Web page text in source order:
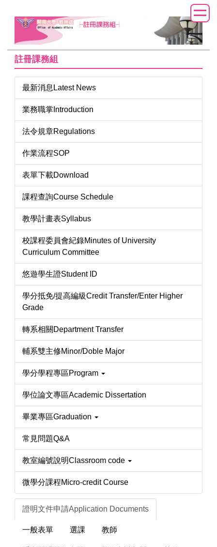
註冊課務組
最新消息Latest News
業務職掌Introduction
法令規章Regulations
作業流程SOP
表單下載Download
課程查詢Course Schedule
教學計畫表Syllabus
校課程委員會紀錄Minutes of University
Curriculum Committee
悠遊學生證Student ID
學分抵免/提高編級Credit Transfer/Enter Higher
Grade
轉系相關Department Transfer
輔系雙主修Minor/Doble Major
學分學程專區Program
學位論文專區Academic Dissertation
畢業專區Graduation
常見問題Q&A
教室編號說明Classroom code
微學分課程Micro-credit Course
證明文件申請Application Documents
一般表單 選課 教師